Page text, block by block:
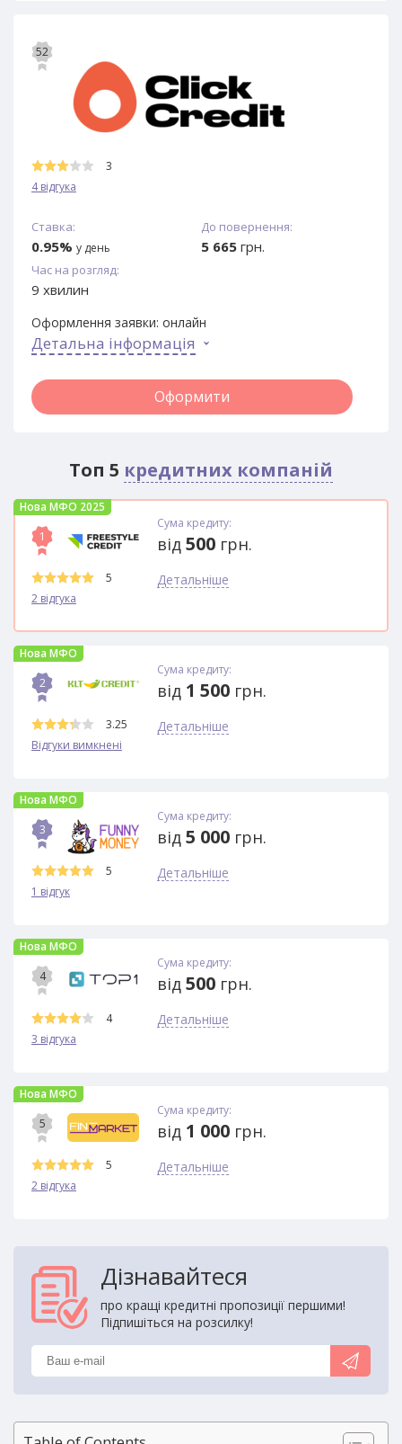
52
3
4 відгука
Ставка:
0.95% у день
До повернення:
5 665 грн.
Час на розгляд:
9 хвилин
Оформлення заявки: онлайн
Детальна інформація
Оформити
Топ 5 кредитних компаній
Нова МФО 2025
1
5
2 відгука
Сума кредиту:
від 500 грн.
Детальніше
Нова МФО
2
3.25
Відгуки вимкнені
Сума кредиту:
від 1 500 грн.
Детальніше
Нова МФО
3
5
1 відгук
Сума кредиту:
від 5 000 грн.
Детальніше
Нова МФО
4
4
3 відгука
Сума кредиту:
від 500 грн.
Детальніше
Нова МФО
5
5
2 відгука
Сума кредиту:
від 1 000 грн.
Детальніше
Дізнавайтеся
про кращі кредитні пропозиції першими!
Підпишіться на розсилку!